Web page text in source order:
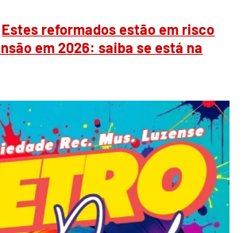
Estes reformados estão em risco
em 2026: saiba se está na